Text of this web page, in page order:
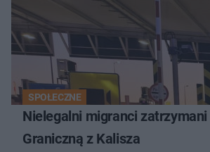
SPOŁECZNE
Nielegalni migranci
Graniczną z Kalisza